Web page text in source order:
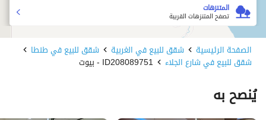
المتنزهات
تصفح المتنزهات القريبة
الصفحة الرئيسية شقق للبيع في الغربية شقق للبيع في طنطا
شقق للبيع في شارع الجلاء ID208089751 - بيوت
يُنصح به